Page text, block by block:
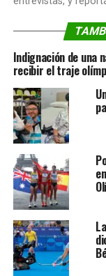
Indignación de una
recibir el traje